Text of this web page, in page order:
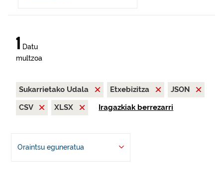
1 Datu
multzoa
Sukarrietako Udala Etxebizitza
JSON
CSV
XLSX Iragazkiak berrezarri
Oraintsu eguneratua